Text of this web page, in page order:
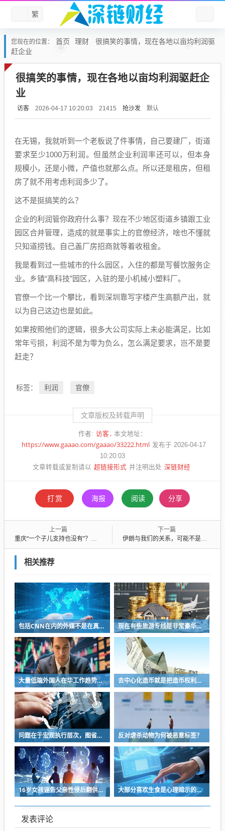
繁
您现在的位置： 首页 理财
很搞笑的事情，现在各地以亩均利润驱
赶企业
很搞笑的事情，现在各地以亩均利润驱赶企
业
访客 2026-04-17 10:20:03 21415 抢沙发 默认
在无锡，我就听到一个老板说了件事情，自己要建厂，街道
要求至少1000万利润。但虽然企业利润率还可以，但本身
规模小，还是小微，产值也就那么点。所以还是租房，但租
房了就不用考虑利润多少了。
这不是挺搞笑的么？
企业的利润管你政府什么事？现在不少地区街道乡镇跟工业
园区合并管理，造成的就是事实上的官僚经济，啥也不懂就
只知道捞钱。自己盖厂房招商就等着收租金。
我是看到过一些城市的什么园区，入住的都是写餐饮服务企
业。乡镇“高科技”园区，入驻的是小机械小塑料厂。
官僚一个比一个攀比，看到深圳靠写字楼产生高额产出，就
以为自己这边也是如此。
如果按照他们的逻辑，很多大公司实际上未必能满足，比如
常年亏损，利润不是为零为负么，怎么满足要求，岂不是要
赶走？
标签： 利润 官僚
文章版权及转载声明
作者: 访客 本文地址：
https://www.gaaao.com/gaaao/33222.html 发布于 2026-04-17
10:20:03
文章转载或复制请以 超链接形式 并注明出处 深链财经
打赏 海报 阅读 分享
上一篇
重庆“一个子儿支持也没有”？该有一个官方态度正面回应张雪！
下一篇
伊朗与我们的关系，可能不是你想的那样
相关推荐
包括CNN在内的外媒不是在真心赞赏村足，它想表达的是，村足是“自由”的 现在有些旅游专线是非常豪华的，但是平时的客运专线还是以拉更多的人为目的
大量低端外国人在华工作趋势增，郑州健身机构雇佣12名外籍教练声称合法 去中心化造币就是把造币权利还给人民
问题在于宏观执行层次，图省事、怕麻烦，只想着调整生产关系，不想着提高生产力。 反对虐杀动物为何被恶意标签？
16岁女孩诬告父亲性侵后翻供：年少冲动，没有免罪金牌 大部分喜欢生食是心理暗示的结果
发表评论